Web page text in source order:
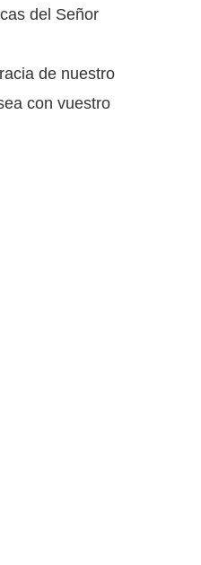
del Señor
de nuestro
con vuestro